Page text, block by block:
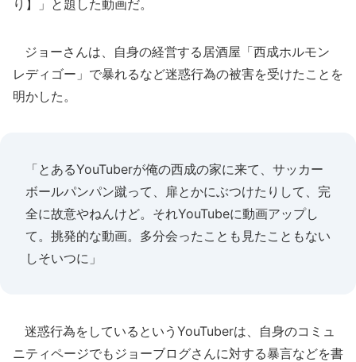
り】」と題した動画だ。
ジョーさんは、自身の経営する居酒屋「西成ホルモン
レディゴー」で暴れるなど迷惑行為の被害を受けたことを
明かした。
「とあるYouTuberが俺の西成の家に来て、サッカー
ボールパンパン蹴って、扉とかにぶつけたりして、完
全に故意やねんけど。それYouTubeに動画アップし
て。挑発的な動画。多分会ったことも見たこともない
しそいつに」
迷惑行為をしているというYouTuberは、自身のコミュ
ニティページでもジョーブログさんに対する暴言などを書